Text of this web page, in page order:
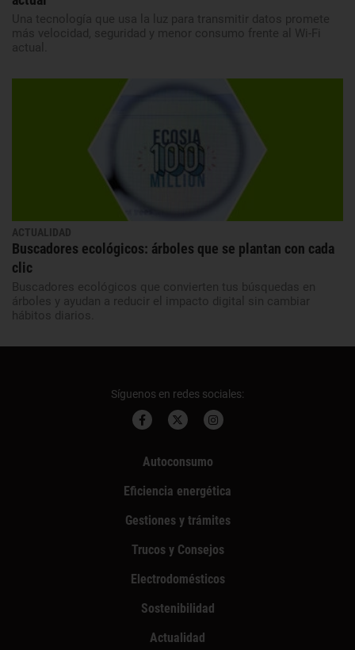
Una tecnología que usa la luz para transmitir datos promete
más velocidad, seguridad y menor consumo frente al Wi-Fi
actual.
ACTUALIDAD
Buscadores ecológicos: árboles que se plantan con cada
clic
Buscadores ecológicos que convierten tus búsquedas en
árboles y ayudan a reducir el impacto digital sin cambiar
hábitos diarios.
Síguenos en redes sociales:
Autoconsumo
Eficiencia energética
Gestiones y trámites
Trucos y Consejos
Electrodomésticos
Sostenibilidad
Actualidad